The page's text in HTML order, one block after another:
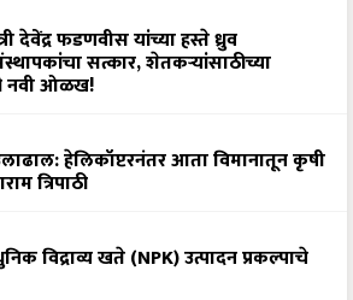
देवेंद्र फडणवीस यांच्या हस्ते ध्रुव
सत्कार, शेतकऱ्यांसाठीच्या
नवी ओळख!
हेलिकॉप्टरनंतर आता विमानातून कृषी
त्रिपाठी
विद्राव्य खते (NPK) उत्पादन प्रकल्पाचे